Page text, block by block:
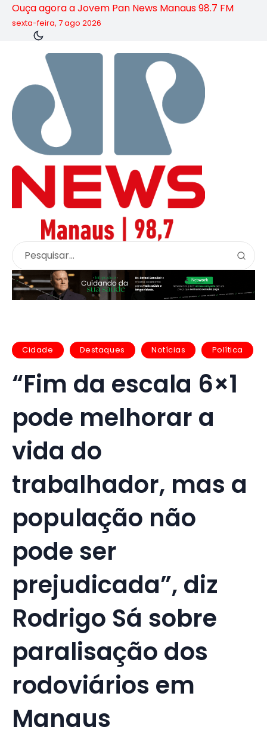
Ouça agora a Jovem Pan News Manaus 98.7 FM
sexta-feira, 7 ago 2026
Cidade Destaques Notícias Política
“Fim da escala 6×1
pode melhorar a
vida do
trabalhador, mas a
população não
pode ser
prejudicada”, diz
Rodrigo Sá sobre
paralisação dos
rodoviários em
Manaus